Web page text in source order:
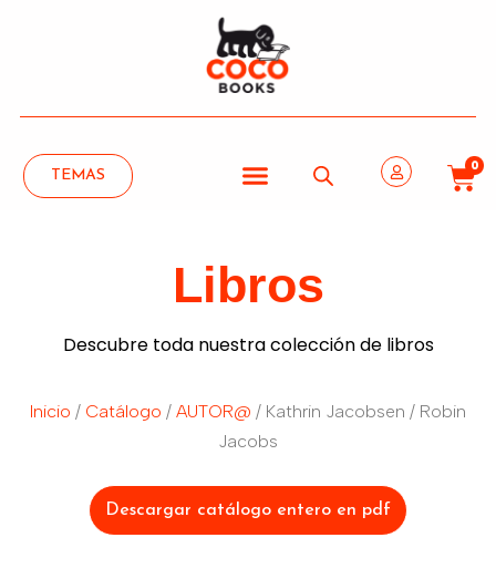
TEMAS
0
Libros
Descubre toda nuestra colección de libros
Inicio / Catálogo / AUTOR@ / Kathrin Jacobsen / Robin
Jacobs
Descargar catálogo entero en pdf